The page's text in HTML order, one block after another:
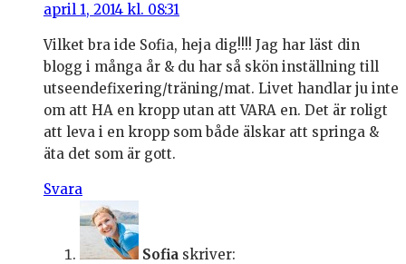
april 1, 2014 kl. 08:31
Vilket bra ide Sofia, heja dig!!!! Jag har läst din
blogg i många år & du har så skön inställning till
utseendefixering/träning/mat. Livet handlar ju inte
om att HA en kropp utan att VARA en. Det är roligt
att leva i en kropp som både älskar att springa &
äta det som är gott.
Svara
Sofia skriver: